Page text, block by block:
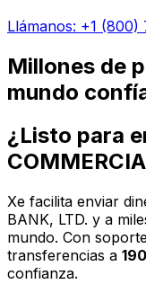
Llámanos: +1 (800)
Millones de
mundo
¿Listo para
Xe facilita enviar
BANK, LTD. y a
mundo. Con
transferencias a
confianza.